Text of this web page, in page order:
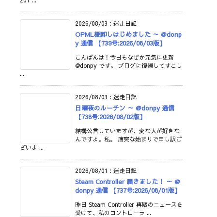
2026/08/03 : 迷走日記
OPML棚卸しはじめました ～ @donp
y 通信 【739号:2026/08/03版】
こんばんは！今日もなぜか元気に更新
@donpy です。 ブログに復帰してすこし
...
2026/08/03 : 迷走日記
日曜夜のルーチン ～ @donpy 通信
【738号:2026/08/02版】
結構公言していますが、変な人が好きな
んですよ。私。 唐突な始まりで申し訳ご
ざいま ...
2026/08/01 : 迷走日記
Steam Controller 届きました！ ～ @
donpy 通信 【737号:2026/08/01版】
昨日 Steam Controller 再販のニュースを
受けて、私のコントローラ ...